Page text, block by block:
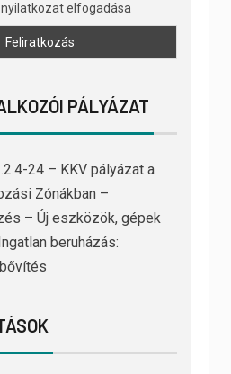
elfogadása
PÁLYÁZAT
24 – KKV pályázat a
Zónákban –
– Új eszközök, gépek
beruházás: